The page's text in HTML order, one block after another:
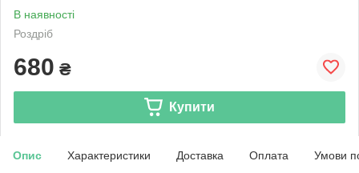
В наявності
Роздріб
680 ₴
Купити
Опис Характеристики Доставка Оплата Умови